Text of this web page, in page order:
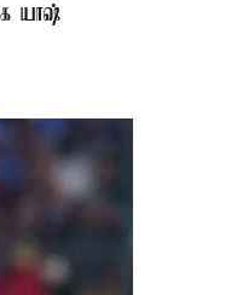
யாஷ்